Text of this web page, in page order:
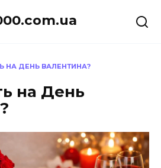
НА ДЕНЬ ВАЛЕНТИНА?
на День